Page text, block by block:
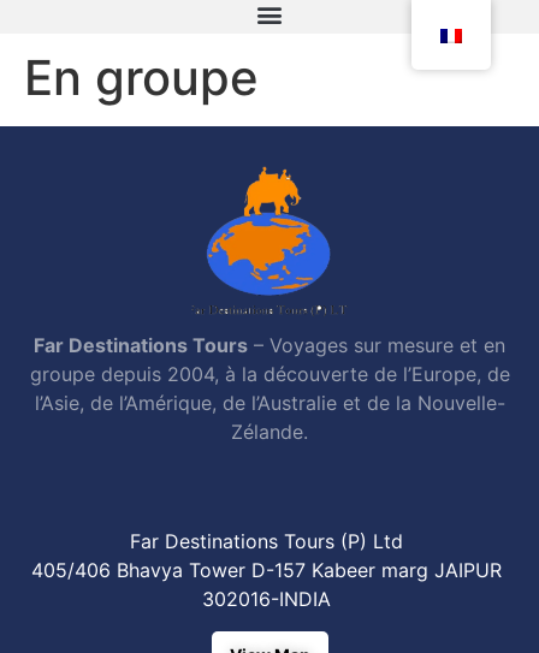
En groupe
Far Destinations Tours – Voyages sur mesure et en
groupe depuis 2004, à la découverte de l’Europe, de
l’Asie, de l’Amérique, de l’Australie et de la Nouvelle-
Zélande.
Far Destinations Tours (P) Ltd
405/406 Bhavya Tower D-157 Kabeer marg JAIPUR
302016-INDIA